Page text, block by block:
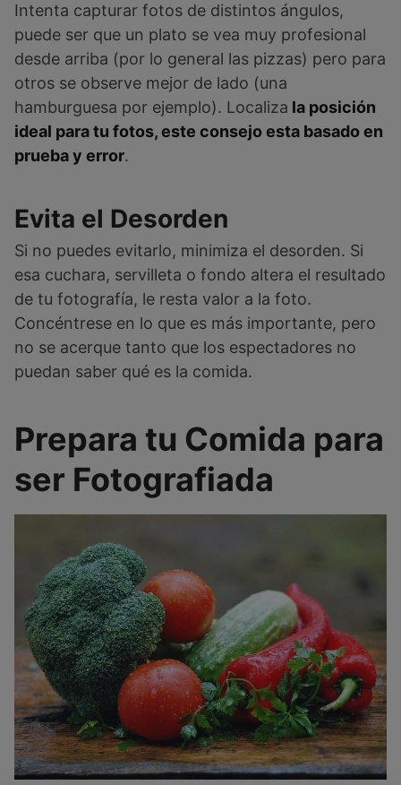
Intenta capturar fotos de distintos ángulos,
puede ser que un plato se vea muy profesional
desde arriba (por lo general las pizzas) pero para
otros se observe mejor de lado (una
hamburguesa por ejemplo). Localiza la posición
ideal para tu fotos, este consejo esta basado en
prueba y error.
Evita el Desorden
Si no puedes evitarlo, minimiza el desorden. Si
esa cuchara, servilleta o fondo altera el resultado
de tu fotografía, le resta valor a la foto.
Concéntrese en lo que es más importante, pero
no se acerque tanto que los espectadores no
puedan saber qué es la comida.
Prepara tu Comida para
ser Fotografiada